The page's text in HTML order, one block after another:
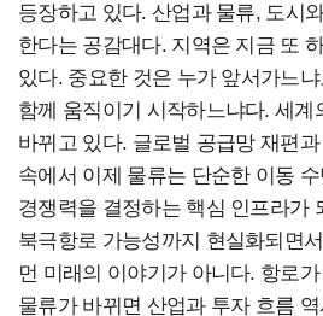
등장하고 있다. 산업과 물류, 도시
한다는 공감대다. 지역은 지금 또
있다. 중요한 것은 누가 앞서가느
함께 움직이기 시작하느냐다. 세계
바뀌고 있다. 글로벌 공급망 재편
속에서 이제 물류는 단순한 이동
경쟁력을 결정하는 핵심 인프라가
북극항로 가능성까지 현실화되면
먼 미래의 이야기가 아니다. 항로
물류가 바뀌면 산업과 투자 흐름